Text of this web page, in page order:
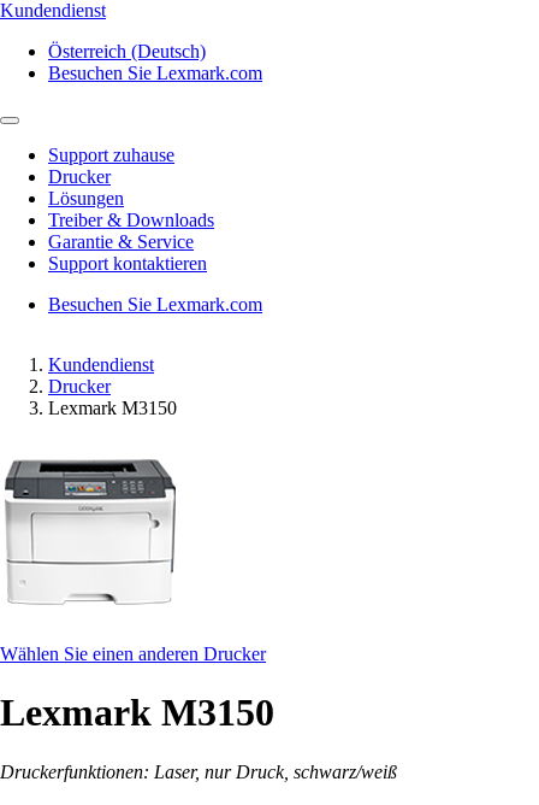
Kundendienst
Österreich (Deutsch)
Besuchen Sie Lexmark.com
Support zuhause
Drucker
Lösungen
Treiber & Downloads
Garantie & Service
Support kontaktieren
Besuchen Sie Lexmark.com
Kundendienst
Drucker
Lexmark M3150
Wählen Sie einen anderen Drucker
Lexmark M3150
Druckerfunktionen: Laser, nur Druck, schwarz/weiß